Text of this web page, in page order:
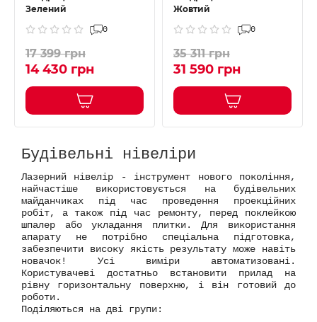
Зелений
0
17 399 грн
14 430 грн
Жовтий
0
35 311 грн
31 590 грн
Будівельні нівеліри
Лазерний нівелір - інструмент нового покоління,
найчастіше використовується на будівельних
майданчиках під час проведення проекційних
робіт, а також під час ремонту, перед поклейкою
шпалер або укладання плитки. Для використання
апарату не потрібно спеціальна підготовка,
забезпечити високу якість результату може навіть
новачок! Усі виміри автоматизовані.
Користувачеві достатньо встановити прилад на
рівну горизонтальну поверхню, і він готовий до
роботи.
Поділяються на дві групи: